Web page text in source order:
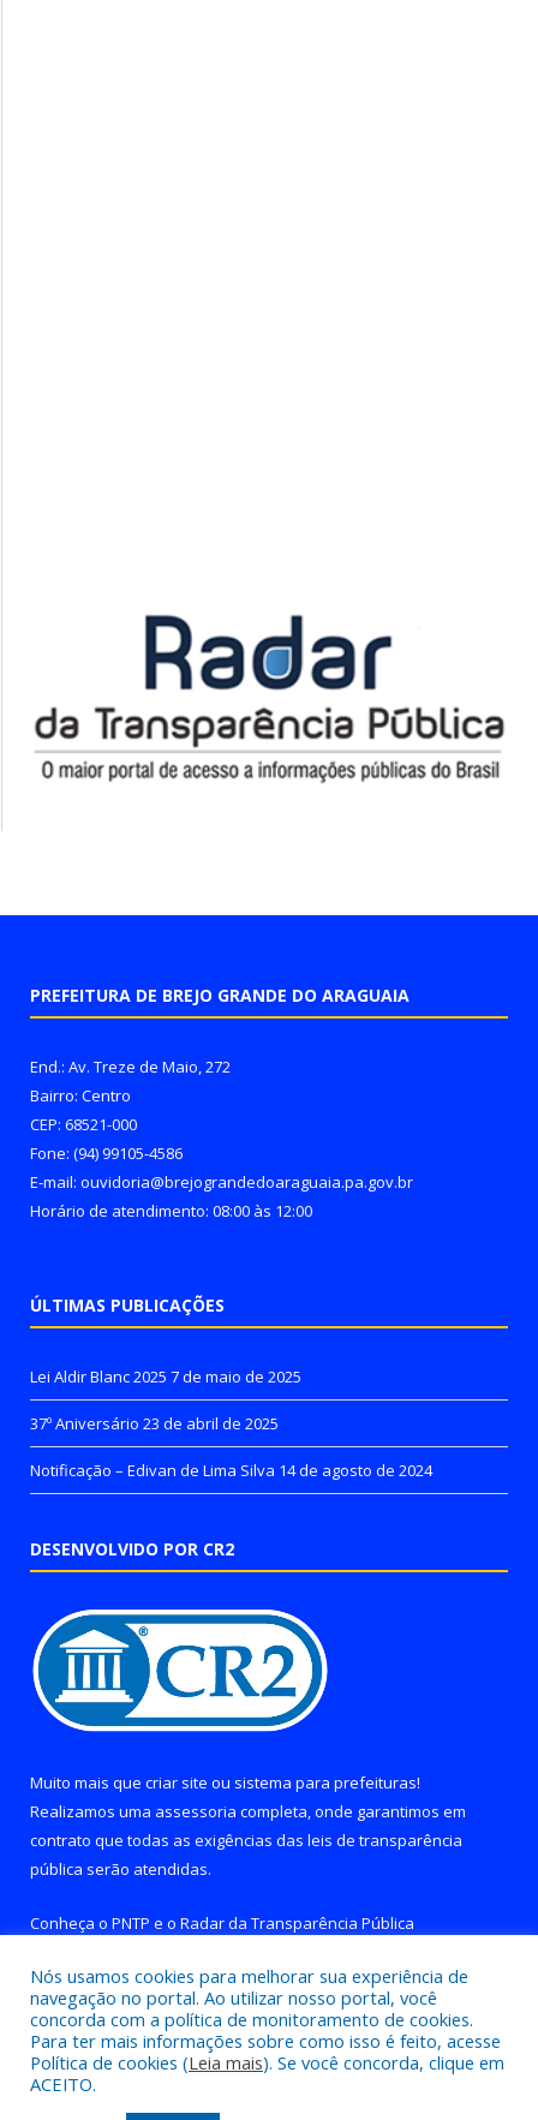
PREFEITURA DE BREJO GRANDE DO ARAGUAIA
End.: Av. Treze de Maio, 272
Bairro: Centro
CEP: 68521-000
Fone: (94) 99105-4586
E-mail: ouvidoria@brejograndedoaraguaia.pa.gov.br
Horário de atendimento: 08:00 às 12:00
ÚLTIMAS PUBLICAÇÕES
Lei Aldir Blanc 2025 7 de maio de 2025
37º Aniversário 23 de abril de 2025
Notificação – Edivan de Lima Silva 14 de agosto de 2024
DESENVOLVIDO POR CR2
Muito mais que criar site ou sistema para prefeituras!
Realizamos uma assessoria completa, onde garantimos em
contrato que todas as exigências das leis de transparência
pública serão atendidas.
Conheça o PNTP e o Radar da Transparência Pública
Todos os direitos reservados a Prefeitura de Brejo Grande do
Araguaia.
Nós usamos cookies para melhorar sua experiência de
navegação no portal. Ao utilizar nosso portal, você
concorda com a política de monitoramento de cookies.
Para ter mais informações sobre como isso é feito, acesse
Política de cookies (Leia mais). Se você concorda, clique em
ACEITO.